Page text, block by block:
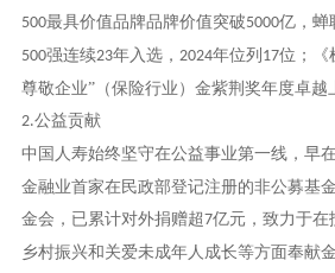
500最具价值品牌品牌价值突破5000亿，蝉
500强连续23年入选， 2024年位列 17位；《
尊敬企业”（保险行业）金紫荆奖年度卓越
2.公益贡献
中国人寿始终坚守在公益事业第一线，早
金融业首家在民政部登记注册的非公募
金会，已累计对外捐赠超7亿元，致力于在
乡村振兴和关爱未成年人成长等方面奉献